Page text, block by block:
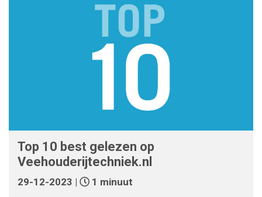
Top 10 best gelezen op
Veehouderijtechniek.nl
29-12-2023 | 1 minuut